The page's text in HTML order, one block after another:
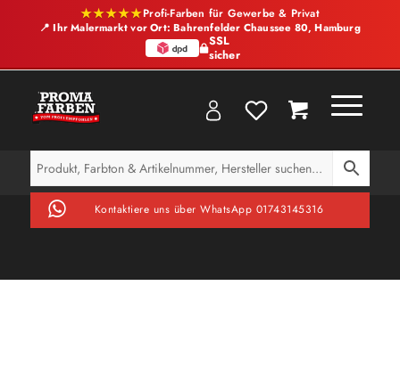
★★★★★Profi-Farben für Gewerbe & Privat
📍 Ihr Malermarkt vor Ort: Bahrenfelder Chaussee 80, Hamburg
SSL
sicher
Kontaktiere uns über WhatsApp 01743145316